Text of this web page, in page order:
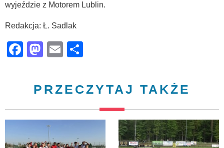
wyjeździe z Motorem Lublin.
Redakcja: Ł. Sadlak
Facebook
Mastodon
Email
PRZECZYTAJ TAKŻE